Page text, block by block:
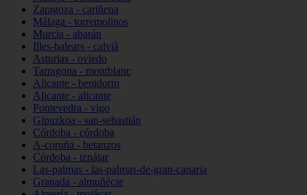
Zaragoza - cariñena
Málaga - torremolinos
Murcia - abarán
Illes-balears - calvià
Asturias - oviedo
Tarragona - montblanc
Alicante - benidorm
Alicante - alicante
Pontevedra - vigo
Gipuzkoa - san-sebastián
Córdoba - córdoba
A-coruña - betanzos
Córdoba - iznájar
Las-palmas - las-palmas-de-gran-canaria
Granada - almuñécar